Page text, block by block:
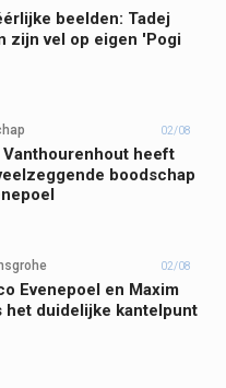
beelden: Tadej
zijn vel op eigen 'Pogi
02/08
Vanthourenhout heeft
boodschap
02/08
Evenepoel en Maxim
het duidelijke kantelpunt